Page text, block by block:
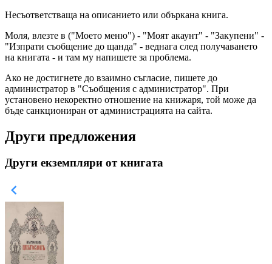
Несъответстваща на описанието или объркана книга.
Моля, влезте в ("Моето меню") - "Моят акаунт" - "Закупени" -
"Изпрати съобщение до щанда" - веднага след получаването
на книгата - и там му напишете за проблема.
Ако не достигнете до взаимно съгласие, пишете до
администратор в "Съобщения с администратор". При
установено некоректно отношение на книжаря, той може да
бъде санкциониран от администрацията на сайта.
Други предложения
Други екземпляри от книгата